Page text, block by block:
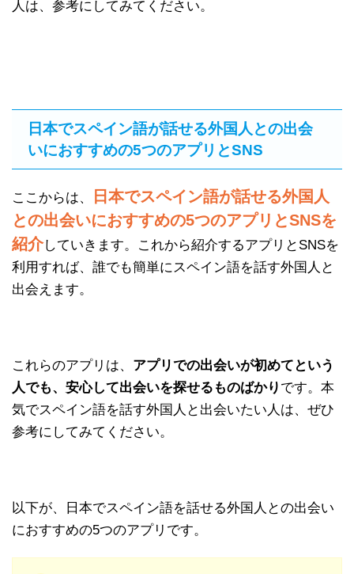
人は、参考にしてみてください。
日本でスペイン語が話せる外国人との出会
いにおすすめの5つのアプリとSNS
ここからは、
日本でスペイン語が話せる外国人
との出会いにおすすめの5つのアプリとSNSを
紹介していきます。これから紹介するアプリとSNSを
利用すれば、誰でも簡単にスペイン語を話す外国人と
出会えます。
これらのアプリは、 アプリでの出会いが初めてという
人でも、安心して出会いを探せるものばかり です。本
気でスペイン語を話す外国人と出会いたい人は、ぜひ
参考にしてみてください。
以下が、日本でスペイン語を話せる外国人との出会い
におすすめの5つのアプリです。